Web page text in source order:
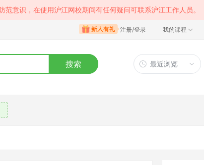
意识，在使用沪江网校期间有任何疑问可联系沪江工作人员。
注册/登录 我的课程
搜索 最近浏览